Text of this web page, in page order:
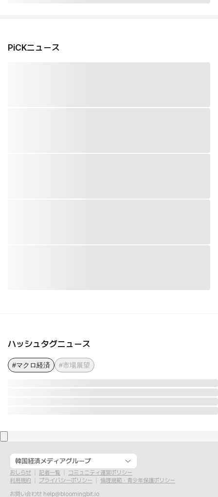
PiCKニュース
ハッシュタグニュース
#マクロ経済 #市場展望
韓国経済メディアグループ
おしらせ 記者一覧
コミュニティ運営ポリシー
利用規約
プライバシーポリシー
倫理規範・青少年保護ポリシー
お問い合わせ help@bloomingbit.io